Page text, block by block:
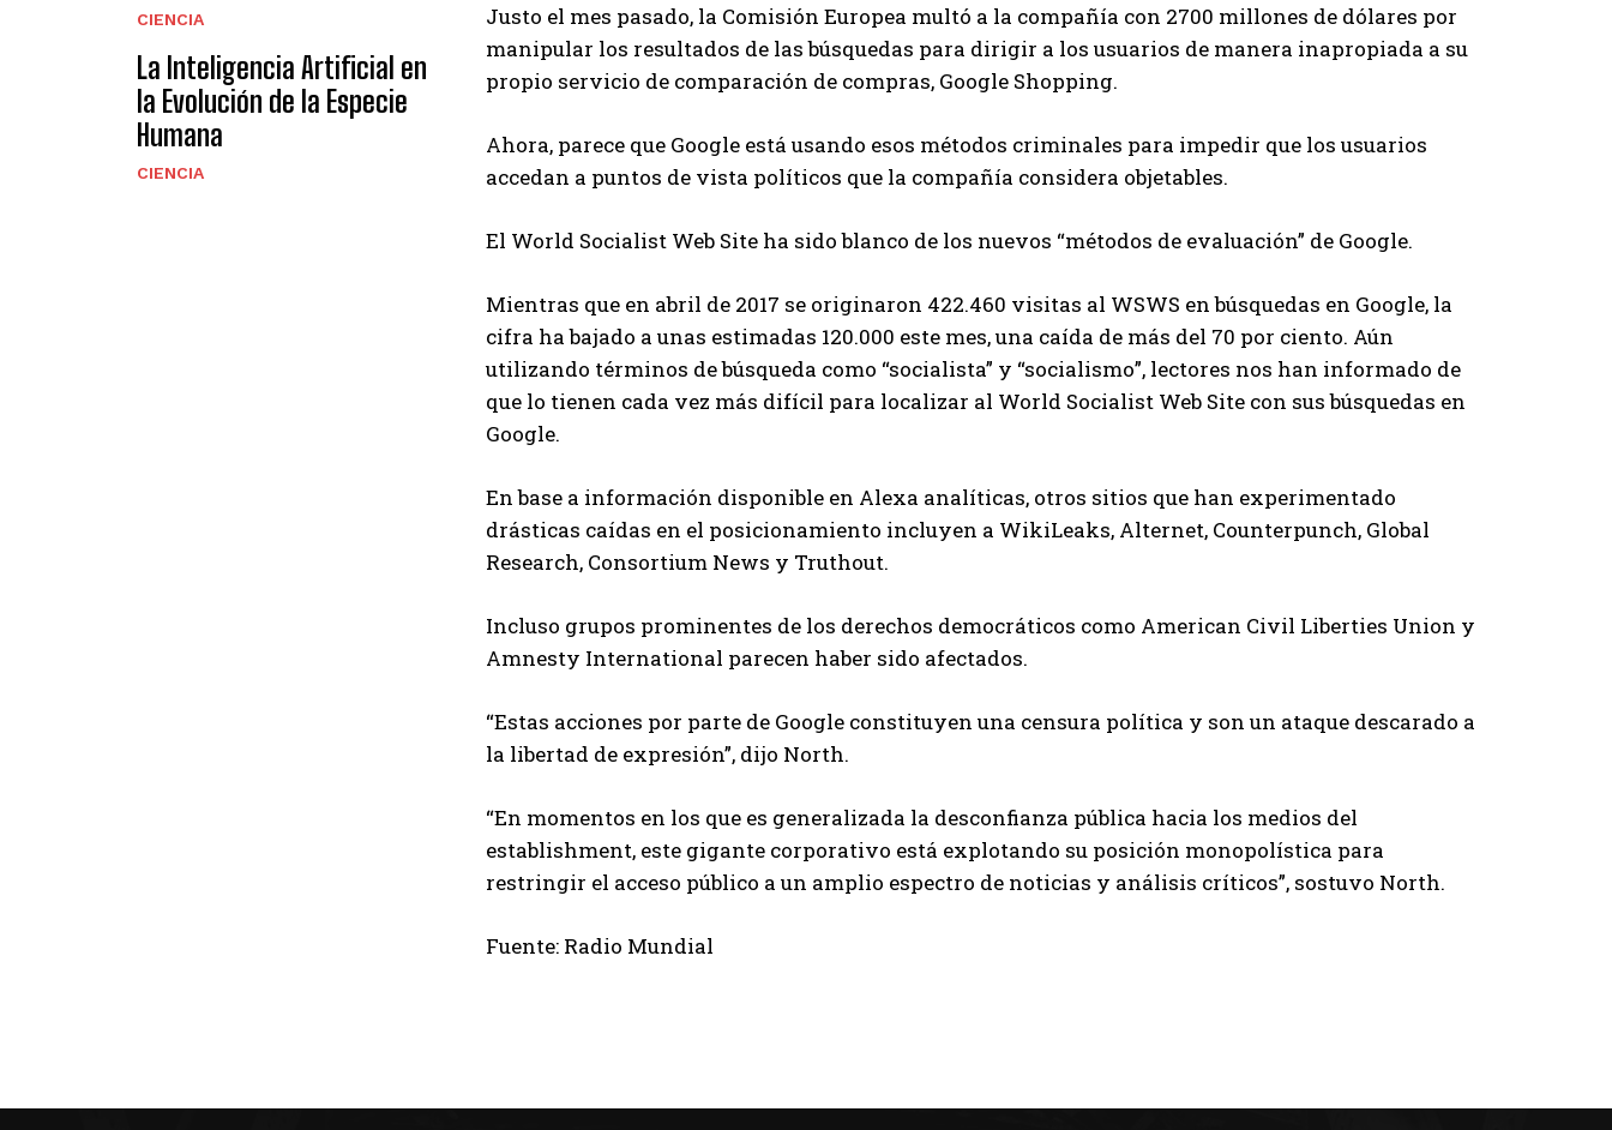
CIENCIA
La Inteligencia Artificial en
la Evolución de la Especie
Humana
CIENCIA
Justo el mes pasado, la Comisión Europea multó a la compañía con 2700 millones de dólares por
manipular los resultados de las búsquedas para dirigir a los usuarios de manera inapropiada a su
propio servicio de comparación de compras, Google Shopping.
Ahora, parece que Google está usando esos métodos criminales para impedir que los usuarios
accedan a puntos de vista políticos que la compañía considera objetables.
El World Socialist Web Site ha sido blanco de los nuevos “métodos de evaluación” de Google.
Mientras que en abril de 2017 se originaron 422.460 visitas al WSWS en búsquedas en Google, la
cifra ha bajado a unas estimadas 120.000 este mes, una caída de más del 70 por ciento. Aún
utilizando términos de búsqueda como “socialista” y “socialismo”, lectores nos han informado de
que lo tienen cada vez más difícil para localizar al World Socialist Web Site con sus búsquedas en
Google.
En base a información disponible en Alexa analíticas, otros sitios que han experimentado
drásticas caídas en el posicionamiento incluyen a WikiLeaks, Alternet, Counterpunch, Global
Research, Consortium News y Truthout.
Incluso grupos prominentes de los derechos democráticos como American Civil Liberties Union y
Amnesty International parecen haber sido afectados.
“Estas acciones por parte de Google constituyen una censura política y son un ataque descarado a
la libertad de expresión”, dijo North.
“En momentos en los que es generalizada la desconfianza pública hacia los medios del
establishment, este gigante corporativo está explotando su posición monopolística para
restringir el acceso público a un amplio espectro de noticias y análisis críticos”, sostuvo North.
Fuente: Radio Mundial